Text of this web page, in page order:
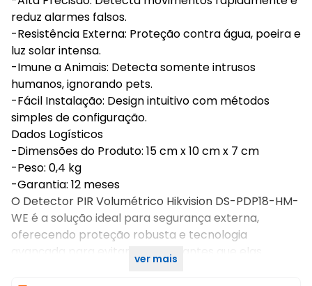
reduz alarmes falsos.
-Resistência Externa: Proteção contra água, poeira e
luz solar intensa.
-Imune a Animais: Detecta somente intrusos
humanos, ignorando pets.
-Fácil Instalação: Design intuitivo com métodos
simples de configuração.
Dados Logísticos
-Dimensões do Produto: 15 cm x 10 cm x 7 cm
-Peso: 0,4 kg
-Garantia: 12 meses
O Detector PIR Volumétrico Hikvision DS-PDP18-HM-
WE é a solução ideal para segurança externa,
oferecendo proteção robusta e tecnologia
avançada para evitar invasões antes que elas
ver mais